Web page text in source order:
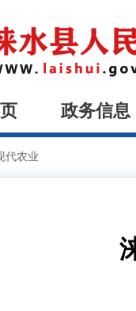
政务信息
代农业